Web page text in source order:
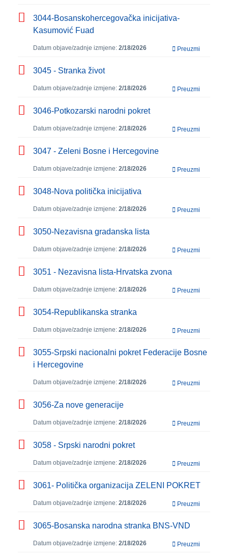
3044-Bosanskohercegovačka inicijativa-
Kasumović Fuad
Datum objave/zadnje izmjene: 2/18/2026 Preuzmi
3045 - Stranka život
Datum objave/zadnje izmjene: 2/18/2026 Preuzmi
3046-Potkozarski narodni pokret
Datum objave/zadnje izmjene: 2/18/2026 Preuzmi
3047 - Zeleni Bosne i Hercegovine
Datum objave/zadnje izmjene: 2/18/2026 Preuzmi
3048-Nova politička inicijativa
Datum objave/zadnje izmjene: 2/18/2026 Preuzmi
3050-Nezavisna gradanska lista
Datum objave/zadnje izmjene: 2/18/2026 Preuzmi
3051 - Nezavisna lista-Hrvatska zvona
Datum objave/zadnje izmjene: 2/18/2026 Preuzmi
3054-Republikanska stranka
Datum objave/zadnje izmjene: 2/18/2026 Preuzmi
3055-Srpski nacionalni pokret Federacije Bosne
i Hercegovine
Datum objave/zadnje izmjene: 2/18/2026 Preuzmi
3056-Za nove generacije
Datum objave/zadnje izmjene: 2/18/2026 Preuzmi
3058 - Srpski narodni pokret
Datum objave/zadnje izmjene: 2/18/2026 Preuzmi
3061- Politička organizacija ZELENI POKRET
Datum objave/zadnje izmjene: 2/18/2026 Preuzmi
3065-Bosanska narodna stranka BNS-VND
Datum objave/zadnje izmjene: 2/18/2026 Preuzmi